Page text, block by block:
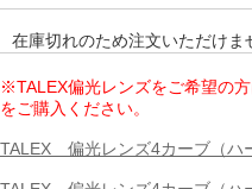
在庫切れのため注文いただけま
※TALEX偏光レンズをご希望の
をご購入ください。
TALEX 偏光レンズ4カーブ（ハ